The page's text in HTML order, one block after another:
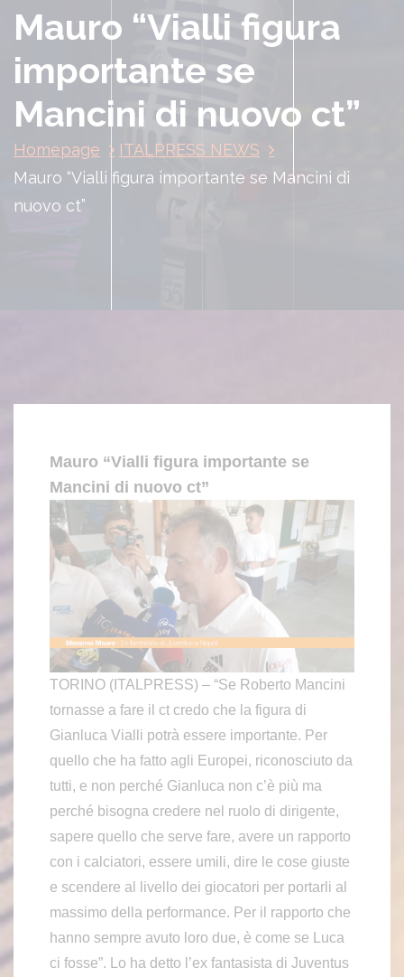
Mauro “Vialli figura
importante se
Mancini di nuovo ct”
Homepage
ITALPRESS NEWS
Mauro “Vialli figura importante se Mancini di
nuovo ct”
Mauro “Vialli figura importante se
Mancini di nuovo ct”
TORINO (ITALPRESS) – “Se Roberto Mancini
tornasse a fare il ct credo che la figura di
Gianluca Vialli potrà essere importante. Per
quello che ha fatto agli Europei, riconosciuto da
tutti, e non perché Gianluca non c’è più ma
perché bisogna credere nel ruolo di dirigente,
sapere quello che serve fare, avere un rapporto
con i calciatori, essere umili, dire le cose giuste
e scendere al livello dei giocatori per portarli al
massimo della performance. Per il rapporto che
hanno sempre avuto loro due, è come se Luca
ci fosse”. Lo ha detto l’ex fantasista di Juventus